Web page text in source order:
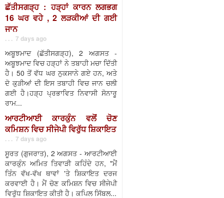
ਛੱਤੀਸਗੜ੍ਹ : ਹੜ੍ਹਾਂ ਕਾਰਨ ਲਗਭਗ
16 ਘਰ ਵਹੇ , 2 ਲੜਕੀਆਂ ਦੀ ਗਈ
ਜਾਨ
. . . 7 days ago
ਅਬੂਝਮਾਦ (ਛੱਤੀਸਗੜ੍ਹ), 2 ਅਗਸਤ -
ਅਬੂਝਮਾਦ ਵਿਚ ਹੜ੍ਹਾਂ ਨੇ ਤਬਾਹੀ ਮਚਾ ਦਿੱਤੀ
ਹੈ। 50 ਤੋਂ ਵੱਧ ਘਰ ਨੁਕਸਾਨੇ ਗਏ ਹਨ, ਅਤੇ
ਦੋ ਕੁੜੀਆਂ ਦੀ ਇਸ ਤਬਾਹੀ ਵਿਚ ਜਾਨ ਚਲੀ
ਗਈ ਹੈ।ਹੜ੍ਹ ਪ੍ਰਭਾਵਿਤ ਨਿਵਾਸੀ ਸੋਨਾਰੂ
ਰਾਮ...
ਆਰਟੀਆਈ ਕਾਰਕੁੰਨ ਵਲੋਂ ਚੋਣ
ਕਮਿਸ਼ਨ ਵਿਚ ਸੀਜੇਪੀ ਵਿਰੁੱਧ ਸ਼ਿਕਾਇਤ
. . . 7 days ago
ਸੂਰਤ (ਗੁਜਰਾਤ), 2 ਅਗਸਤ - ਆਰਟੀਆਈ
ਕਾਰਕੁੰਨ ਅਮਿਤ ਤਿਵਾੜੀ ਕਹਿੰਦੇ ਹਨ, "ਮੈਂ
ਤਿੰਨ ਵੱਖ-ਵੱਖ ਥਾਵਾਂ 'ਤੇ ਸ਼ਿਕਾਇਤ ਦਰਜ
ਕਰਵਾਈ ਹੈ। ਮੈਂ ਚੋਣ ਕਮਿਸ਼ਨ ਵਿਚ ਸੀਜੇਪੀ
ਵਿਰੁੱਧ ਸ਼ਿਕਾਇਤ ਕੀਤੀ ਹੈ। ਕਪਿਲ ਸਿੱਬਲ...